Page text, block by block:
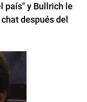
país" y Bullrich le
después del